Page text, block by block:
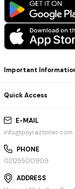
E-MAIL
info@poyraztoner.com
PHONE
02125500909
ADDRESS
Important
Quick Access